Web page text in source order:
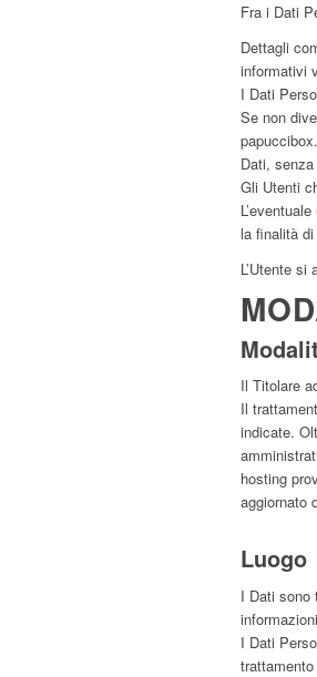
Fra i Dati
Dettagli
informativi
I Dati
Se non
Dati,
Gli Utenti
la finalità
L’Utente
Il Titolare
Il
indicate.
hosting
aggiornato
Luogo
I Dati sono
I Dati